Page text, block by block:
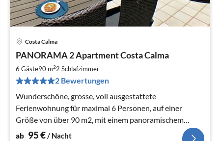
Costa Calma
PANORAMA 2 Apartment Costa Calma
6 Gäste90 m22 Schlafzimmer
2 Bewertungen
Wunderschöne, grosse, voll ausgestattete
Ferienwohnung für maximal 6 Personen, auf einer
Größe von über 90 m2, mit einem panoramischem
Ausblick auf die ganze Bucht von Costa Calma.
ab 95€/ Nacht